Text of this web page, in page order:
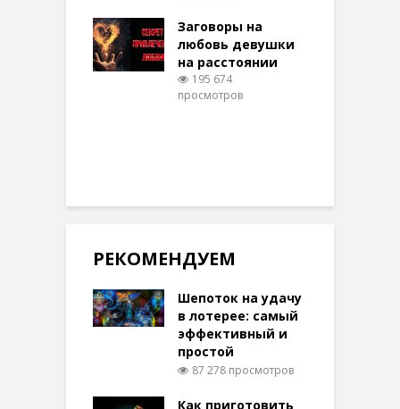
Заговоры на
любовь девушки
на расстоянии
195 674
просмотров
РЕКОМЕНДУЕМ
Шепоток на удачу
в лотерее: самый
эффективный и
простой
87 278 просмотров
Как приготовить